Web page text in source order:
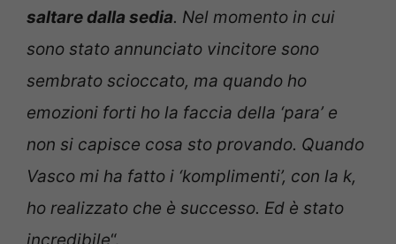
saltare dalla sedia. Nel momento in cui
sono stato annunciato vincitore sono
sembrato scioccato, ma quando ho
emozioni forti ho la faccia della ‘para’ e
non si capisce cosa sto provando. Quando
Vasco mi ha fatto i ‘komplimenti’, con la k,
ho realizzato che è successo. Ed è stato
incredibile“.